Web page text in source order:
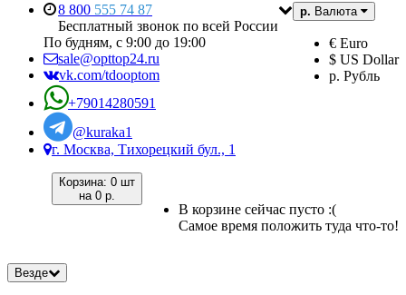
р. Валюта
€ Euro
$ US Dollar
р. Рубль
8 800 555 74 87
Бесплатный звонок по всей России
По будням, с 9:00 до 19:00
sale@opttop24.ru
vk.com/tdooptom
+79014280591
@kuraka1
г. Москва, Тихорецкий бул., 1
Корзина: 0 шт
на 0 р.
В корзине сейчас пусто :(
Самое время положить туда что-то!
Везде